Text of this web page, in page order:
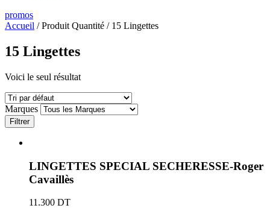
promos
Accueil / Produit Quantité / 15 Lingettes
15 Lingettes
Voici le seul résultat
Marques
Filtrer
LINGETTES SPECIAL SECHERESSE-Roger
Cavaillès
11.300 DT